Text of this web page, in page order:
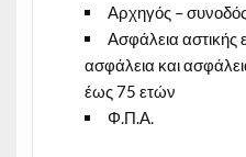
Αρχηγός –
Ασφάλεια αστικής
ασφάλεια και
έως 75 ετών
Φ.Π.Α.